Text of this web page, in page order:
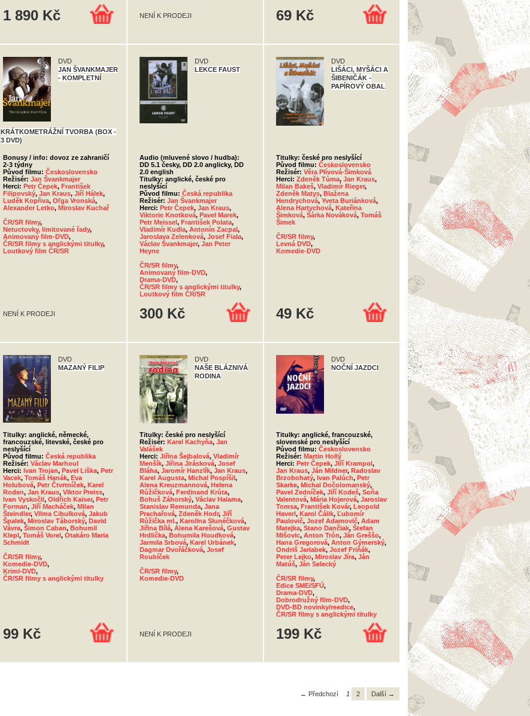
1 890 Kč NENÍ K PRODEJI 69 Kč
DVD
JAN ŠVANKMAJER
- KOMPLETNÍ
KRÁTKOMETRÁŽNÍ TVORBA (BOX -
3 DVD)
Bonusy / info: dovoz ze zahraničí
2-3 týdny
Původ filmu: Československo
Režisér: Jan Švankmajer
Herci: Petr Čepek, František
Filipovský, Jan Kraus, Jiří Hálek,
Luděk Kopřiva, Oľga Vronská,
Alexander Letko, Miroslav Kuchař
ČR/SR filmy,
Netuctovky, limitované řady,
Animovaný film-DVD,
ČR/SR filmy s anglickými titulky,
Loutkový film ČR/SR
NENÍ K PRODEJI
DVD
LEKCE FAUST
Audio (mluvené slovo / hudba):
DD 5.1 česky, DD 2.0 anglicky, DD
2.0 english
Titulky: anglické, české pro
neslyšící
Původ filmu: Česká republika
Režisér: Jan Švankmajer
Herci: Petr Čepek, Jan Kraus,
Viktorie Knotková, Pavel Marek,
Petr Meissel, František Polata,
Vladimír Kudla, Antonín Zacpal,
Jaroslava Zelenková, Josef Fiala,
Václav Švankmajer, Jan Peter
Heyne
ČR/SR filmy,
Animovaný film-DVD,
Drama-DVD,
ČR/SR filmy s anglickými titulky,
Loutkový film ČR/SR
300 Kč
DVD
LIŠÁCI, MYŠÁCI A
ŠIBENIČÁK -
PAPÍROVÝ OBAL
Titulky: české pro neslyšící
Původ filmu: Československo
Režisér: Věra Plívová-Šimková
Herci: Zdeněk Tůma, Jan Kraus,
Milan Bakeš, Vladimír Rieger,
Zdeněk Matys, Blažena
Hendrychová, Yveta Buriánková,
Alena Hartychová, Kateřina
Šimková, Šárka Nováková, Tomáš
Šimek
ČR/SR filmy,
Levná DVD,
Komedie-DVD
49 Kč
DVD
MAZANÝ FILIP
Titulky: anglické, německé,
francouzské, litevské, české pro
neslyšící
Původ filmu: Česká republika
Režisér: Václav Marhoul
Herci: Ivan Trojan, Pavel Liška, Petr
Vacek, Tomáš Hanák, Eva
Holubová, Petr Čtvrtníček, Karel
Roden, Jan Kraus, Viktor Preiss,
Ivan Vyskočil, Oldřich Kaiser, Petr
Forman, Jiří Macháček, Milan
Šteindler, Vilma Cibulková, Jakub
Špalek, Miroslav Táborský, David
Vávra, Šimon Caban, Bohumil
Klepl, Tomáš Vorel, Otakáro Maria
Schmidt
ČR/SR filmy,
Komedie-DVD,
Krimi-DVD,
ČR/SR filmy s anglickými titulky
99 Kč
DVD
NAŠE BLÁZNIVÁ
RODINA
Titulky: české pro neslyšící
Režisér: Karel Kachyňa, Jan
Valášek
Herci: Jiřina Šejbalová, Vladimír
Menšík, Jiřina Jirásková, Josef
Bláha, Jaromír Hanzlík, Jan Kraus,
Karel Augusta, Michal Pospíšil,
Alena Kreuzmannová, Helena
Růžičková, Ferdinand Krůta,
Bohuš Záhorský, Václav Halama,
Stanislav Remunda, Jana
Prachařová, Zdeněk Hodr, Jiří
Růžička ml., Karolina Slunéčková,
Jiřina Bílá, Alena Karešová, Gustav
Hrdlička, Bohumila Houdková,
Jarmila Srbová, Karel Urbánek,
Dagmar Dvořáčková, Josef
Roubíček
ČR/SR filmy,
Komedie-DVD
NENÍ K PRODEJI
DVD
NOČNÍ JAZDCI
Titulky: anglické, francouzské,
slovenské pro neslyšící
Původ filmu: Československo
Režisér: Martin Hollý
Herci: Petr Čepek, Jiří Krampol,
Jan Kraus, Ján Mildner, Radoslav
Brzobohatý, Ivan Palúch, Petr
Skarke, Michal Dočolomanský,
Pavel Zedníček, Jiří Kodeš, Soňa
Valentová, Mária Hojerová, Jaroslav
Tomsa, František Kovár, Leopold
Haverl, Karol Čálik, Ľubomír
Paulovič, Jozef Adamovič, Adam
Matejka, Stano Dančiak, Štefan
Mišovic, Anton Trón, Ján Greššo,
Hana Gregorová, Anton Gýmerský,
Ondriš Jariabek, Jozef Friňák,
Peter Lejko, Miroslav Jíra, Ján
Matúš, Ján Selecký
ČR/SR filmy,
Edice SME/SFÚ,
Drama-DVD,
Dobrodružný film-DVD,
DVD-BD novinky/reedice,
ČR/SR filmy s anglickými titulky
199 Kč
← Předchozí 1 2 Další →